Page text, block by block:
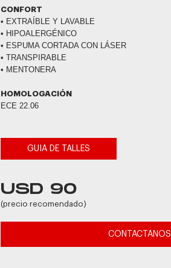
CONFORT
• EXTRAÍBLE Y LAVABLE
• HIPOALERGÉNICO
• ESPUMA CORTADA CON LÁSER
• TRANSPIRABLE
• MENTONERA
HOMOLOGACIÓN
ECE 22.06
GUIA DE TALLES
USD 90
(precio recomendado)
CONTACTANOS